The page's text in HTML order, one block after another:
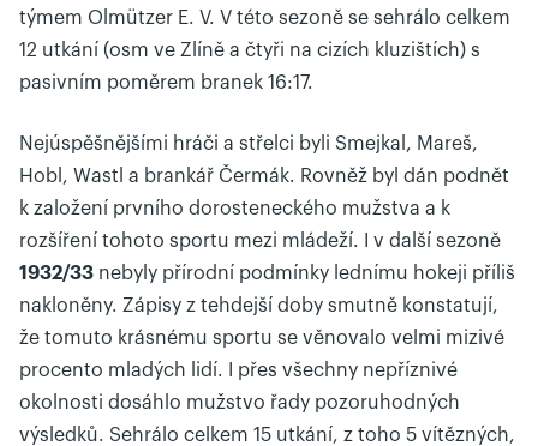
týmem Olmützer E. V. V této sezoně se sehrálo celkem
12 utkání (osm ve Zlíně a čtyři na cizích kluzištích) s
pasivním poměrem branek 16:17.
Nejúspěšnějšími hráči a střelci byli Smejkal, Mareš,
Hobl, Wastl a brankář Čermák. Rovněž byl dán podnět
k založení prvního dorosteneckého mužstva a k
rozšíření tohoto sportu mezi mládeží. I v další sezoně
1932/33 nebyly přírodní podmínky lednímu hokeji příliš
nakloněny. Zápisy z tehdejší doby smutně konstatují,
že tomuto krásnému sportu se věnovalo velmi mizivé
procento mladých lidí. I přes všechny nepříznivé
okolnosti dosáhlo mužstvo řady pozoruhodných
výsledků. Sehrálo celkem 15 utkání, z toho 5 vítězných,